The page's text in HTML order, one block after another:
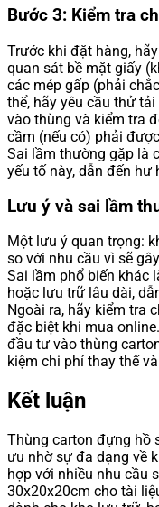
Bước 3: Kiểm tra
Trước khi đặt hàng,
quan sát bề mặt giấy
các mép gấp (phải
thể, hãy yêu cầu thử
vào thùng và kiểm tra
cầm (nếu có) phải
Sai lầm thường gặp là
yếu tố này, dẫn đến
Lưu ý và sai lầm
Một lưu ý quan trọng:
so với nhu cầu vì sẽ
Sai lầm phổ biến khác
hoặc lưu trữ lâu dài,
Ngoài ra, hãy kiểm tra
đặc biệt khi mua
đầu tư vào thùng
kiệm chi phí thay thế
Kết luận
Thùng carton đựng hồ
ưu nhờ sự đa dạng về
hợp với nhiều nhu cầu
30x20x20cm cho tài